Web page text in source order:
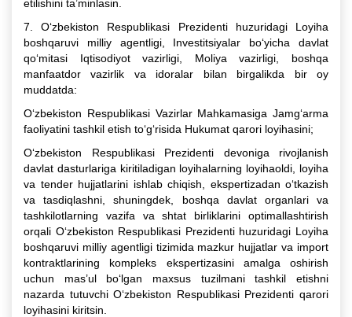
etilishini ta’minlasin.
7. O‘zbekiston Respublikasi Prezidenti huzuridagi Loyiha
boshqaruvi milliy agentligi, Investitsiyalar bo‘yicha davlat
qo‘mitasi Iqtisodiyot vazirligi, Moliya vazirligi, boshqa
manfaatdor vazirlik va idoralar bilan birgalikda bir oy
muddatda:
O‘zbekiston Respublikasi Vazirlar Mahkamasiga Jamg‘arma
faoliyatini tashkil etish to‘g‘risida Hukumat qarori loyihasini;
O‘zbekiston Respublikasi Prezidenti devoniga rivojlanish
davlat dasturlariga kiritiladigan loyihalarning loyihaoldi, loyiha
va tender hujjatlarini ishlab chiqish, ekspertizadan o‘tkazish
va tasdiqlashni, shuningdek, boshqa davlat organlari va
tashkilotlarning vazifa va shtat birliklarini optimallashtirish
orqali O‘zbekiston Respublikasi Prezidenti huzuridagi Loyiha
boshqaruvi milliy agentligi tizimida mazkur hujjatlar va import
kontraktlarining kompleks ekspertizasini amalga oshirish
uchun mas’ul bo‘lgan maxsus tuzilmani tashkil etishni
nazarda tutuvchi O‘zbekiston Respublikasi Prezidenti qarori
loyihasini kiritsin.